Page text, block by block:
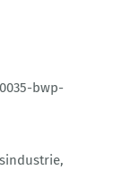
bwp-
,